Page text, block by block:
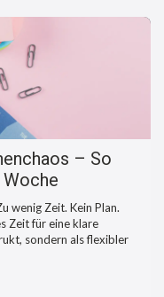
– So
wenig Zeit. Kein Plan.
Zeit für eine klare
sondern als flexibler